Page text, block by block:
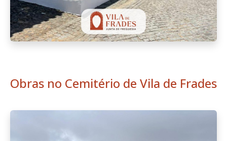
Obras no Cemitério de Vila de Frades